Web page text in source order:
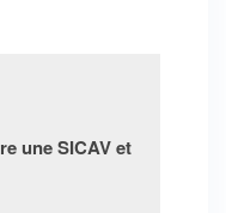
une SICAV et